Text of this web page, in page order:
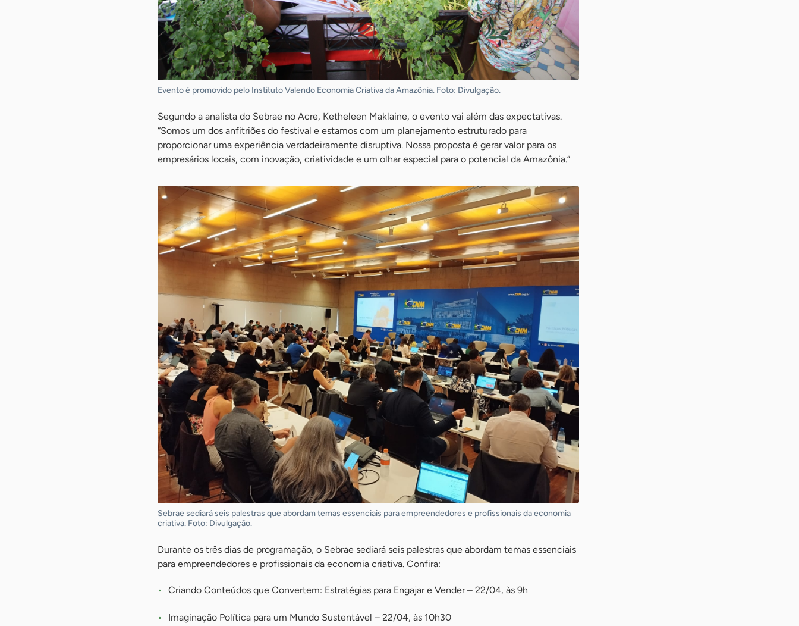
Evento é promovido pelo Instituto Valendo Economia Criativa da Amazônia. Foto: Divulgação.
Segundo a analista do Sebrae no Acre, Ketheleen Maklaine, o evento vai além das expectativas.
“Somos um dos anfitriões do festival e estamos com um planejamento estruturado para
proporcionar uma experiência verdadeiramente disruptiva. Nossa proposta é gerar valor para os
empresários locais, com inovação, criatividade e um olhar especial para o potencial da Amazônia.”
Sebrae sediará seis palestras que abordam temas essenciais para empreendedores e profissionais da economia
criativa. Foto: Divulgação.
Durante os três dias de programação, o Sebrae sediará seis palestras que abordam temas essenciais
para empreendedores e profissionais da economia criativa. Confira:
Criando Conteúdos que Convertem: Estratégias para Engajar e Vender – 22/04, às 9h
Imaginação Política para um Mundo Sustentável – 22/04, às 10h30